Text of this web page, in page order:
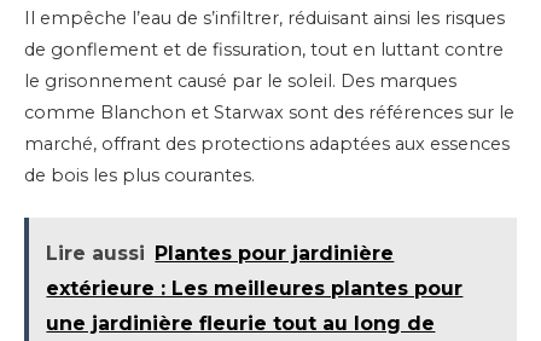
Il empêche l’eau de s’infiltrer, réduisant ainsi les risques
de gonflement et de fissuration, tout en luttant contre
le grisonnement causé par le soleil. Des marques
comme Blanchon et Starwax sont des références sur le
marché, offrant des protections adaptées aux essences
de bois les plus courantes.
Lire aussi Plantes pour jardinière
extérieure : Les meilleures plantes pour
une jardinière fleurie tout au long de